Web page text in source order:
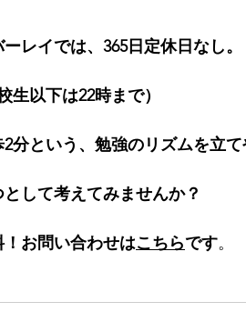
レイでは、365日定休日なし。
生以下は22時まで）
分という、勉強のリズムを立
して考えてみませんか？
お問い合わせはこちらです。